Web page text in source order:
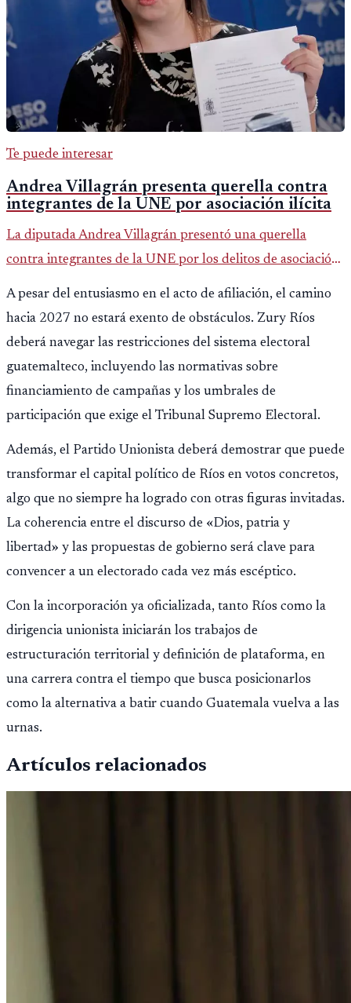
Te puede interesar
Andrea Villagrán presenta querella contra
integrantes de la UNE por asociación ilícita
La diputada Andrea Villagrán presentó una querella
contra integrantes de la UNE por los delitos de asociación
ilícita, terrorismo y sedición.
A pesar del entusiasmo en el acto de afiliación, el camino
hacia 2027 no estará exento de obstáculos. Zury Ríos
deberá navegar las restricciones del sistema electoral
guatemalteco, incluyendo las normativas sobre
financiamiento de campañas y los umbrales de
participación que exige el Tribunal Supremo Electoral.
Además, el Partido Unionista deberá demostrar que puede
transformar el capital político de Ríos en votos concretos,
algo que no siempre ha logrado con otras figuras invitadas.
La coherencia entre el discurso de «Dios, patria y
libertad» y las propuestas de gobierno será clave para
convencer a un electorado cada vez más escéptico.
Con la incorporación ya oficializada, tanto Ríos como la
dirigencia unionista iniciarán los trabajos de
estructuración territorial y definición de plataforma, en
una carrera contra el tiempo que busca posicionarlos
como la alternativa a batir cuando Guatemala vuelva a las
urnas.
Artículos relacionados